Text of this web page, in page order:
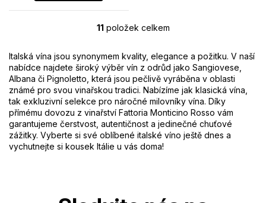
O
l
á
d
a
c
í
p
r
v
11 položek celkem
Italská vína jsou synonymem kvality, elegance a požitku. V naší
nabídce najdete široký výběr vín z odrůd jako Sangiovese,
Albana či Pignoletto, která jsou pečlivě vyráběna v oblasti
známé pro svou vinařskou tradici. Nabízíme jak klasická vína,
tak exkluzivní selekce pro náročné milovníky vína. Díky
přímému dovozu z vinařství Fattoria Monticino Rosso vám
garantujeme čerstvost, autentičnost a jedinečné chuťové
zážitky. Vyberte si své oblíbené italské víno ještě dnes a
vychutnejte si kousek Itálie u vás doma!